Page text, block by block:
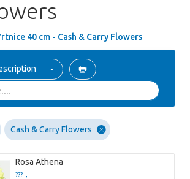
40 cm - Cash & Carry Flowers
Cash & Carry Flowers
Rosa Athena
??? -,--